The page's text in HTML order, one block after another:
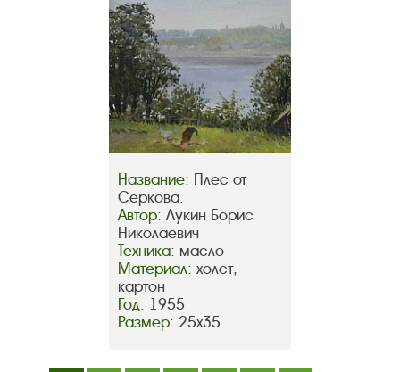
Название: Плес от
Серкова.
Автор: Лукин Борис
Николаевич
Техника: масло
Материал: холст,
картон
Год: 1955
Размер: 25х35